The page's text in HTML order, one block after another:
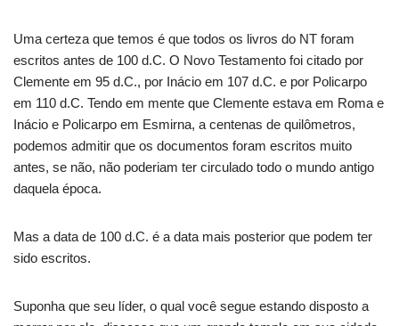
Uma certeza que temos é que todos os livros do NT foram
escritos antes de 100 d.C. O Novo Testamento foi citado por
Clemente em 95 d.C., por Inácio em 107 d.C. e por Policarpo
em 110 d.C. Tendo em mente que Clemente estava em Roma e
Inácio e Policarpo em Esmirna, a centenas de quilômetros,
podemos admitir que os documentos foram escritos muito
antes, se não, não poderiam ter circulado todo o mundo antigo
daquela época.
Mas a data de 100 d.C. é a data mais posterior que podem ter
sido escritos.
Suponha que seu líder, o qual você segue estando disposto a